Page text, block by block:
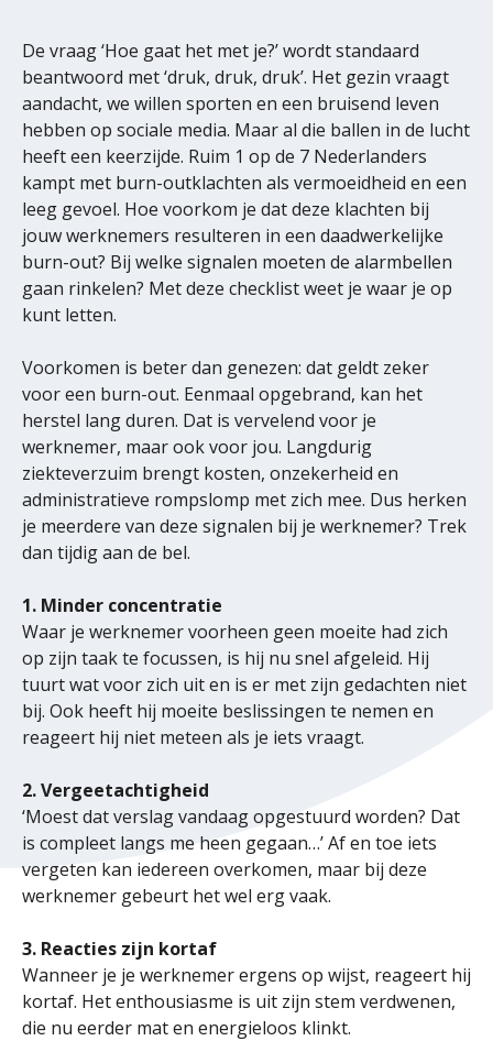
De vraag ‘Hoe gaat het met je?’ wordt standaard
beantwoord met ‘druk, druk, druk’. Het gezin vraagt
aandacht, we willen sporten en een bruisend leven
hebben op sociale media. Maar al die ballen in de lucht
heeft een keerzijde. Ruim 1 op de 7 Nederlanders
kampt met burn-outklachten als vermoeidheid en een
leeg gevoel. Hoe voorkom je dat deze klachten bij
jouw werknemers resulteren in een daadwerkelijke
burn-out? Bij welke signalen moeten de alarmbellen
gaan rinkelen? Met deze checklist weet je waar je op
kunt letten.
Voorkomen is beter dan genezen: dat geldt zeker
voor een burn-out. Eenmaal opgebrand, kan het
herstel lang duren. Dat is vervelend voor je
werknemer, maar ook voor jou. Langdurig
ziekteverzuim brengt kosten, onzekerheid en
administratieve rompslomp met zich mee. Dus herken
je meerdere van deze signalen bij je werknemer? Trek
dan tijdig aan de bel.
1. Minder concentratie
Waar je werknemer voorheen geen moeite had zich
op zijn taak te focussen, is hij nu snel afgeleid. Hij
tuurt wat voor zich uit en is er met zijn gedachten niet
bij. Ook heeft hij moeite beslissingen te nemen en
reageert hij niet meteen als je iets vraagt.
2. Vergeetachtigheid
‘Moest dat verslag vandaag opgestuurd worden? Dat
is compleet langs me heen gegaan…’ Af en toe iets
vergeten kan iedereen overkomen, maar bij deze
werknemer gebeurt het wel erg vaak.
3. Reacties zijn kortaf
Wanneer je je werknemer ergens op wijst, reageert hij
kortaf. Het enthousiasme is uit zijn stem verdwenen,
die nu eerder mat en energieloos klinkt.